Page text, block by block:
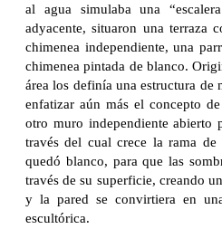
al agua simulaba una
adyacente, situaron una terraza
chimenea independiente, una
chimenea pintada de blanco.
área los definía una estructura de
enfatizar aún más el concepto
otro muro independiente abierto
través del cual crece la rama de
quedó blanco, para que las
través de su superficie, creando
y la pared se convirtiera en
escultórica.